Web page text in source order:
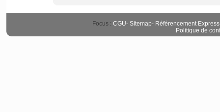
Focus : CGU- Sitemap- Référencement Express
Politique de